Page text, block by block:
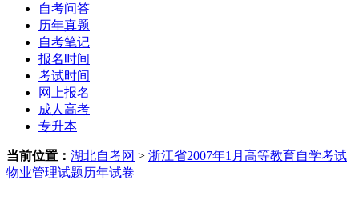
自考问答
历年真题
自考笔记
报名时间
考试时间
网上报名
成人高考
专升本
当前位置： 湖北自考网 > 浙江省2007年1月高等教育自学考试
物业管理试题历年试卷